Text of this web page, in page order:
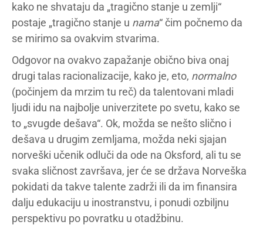
kako ne shvataju da „tragično stanje u zemlji“
postaje „tragično stanje u nama“ čim počnemo da
se mirimo sa ovakvim stvarima.
Odgovor na ovakvo zapažanje obično biva onaj
drugi talas racionalizacije, kako je, eto, normalno
(počinjem da mrzim tu reč) da talentovani mladi
ljudi idu na najbolje univerzitete po svetu, kako se
to „svugde dešava“. Ok, možda se nešto slično i
dešava u drugim zemljama, možda neki sjajan
norveški učenik odluči da ode na Oksford, ali tu se
svaka sličnost završava, jer će se država Norveška
pokidati da takve talente zadrži ili da im finansira
dalju edukaciju u inostranstvu, i ponudi ozbiljnu
perspektivu po povratku u otadžbinu.